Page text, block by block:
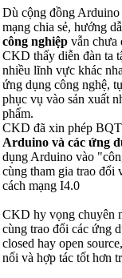
Dù cộng đồng
mạng chia sẻ, hướng
công nghiệp vẫn chưa
CKD thấy diễn đàn ta
nhiều lĩnh vực khác
ứng dụng công nghệ,
phục vụ vào sản xuất
phẩm.
CKD đã xin phép
Arduino và các ứng
dụng Arduino vào
cùng tham gia trao đổi
cách mạng I4.0
CKD hy vọng chuyên
cùng trao đổi các ứng
closed hay open
nối và hợp tác tốt hơn